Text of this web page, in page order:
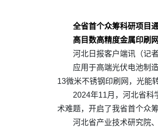
全省首个众筹科研项目
高目数高精度金属印刷
河北日报客户端讯（记
应用于高端光伏电池制
13微米不锈钢印刷网，光能
2024年11月，河北省科
术难题，开启了我省首个众
河北省产业技术研究院